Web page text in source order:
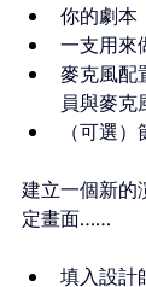
你的劇本
一支用來
麥克風
員與麥克
（可選
建立一個新的
定畫面……
填入設計